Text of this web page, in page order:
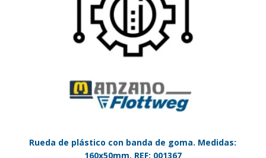
Rueda de plástico con banda de goma. Medidas:
160x50mm. REF: 001367